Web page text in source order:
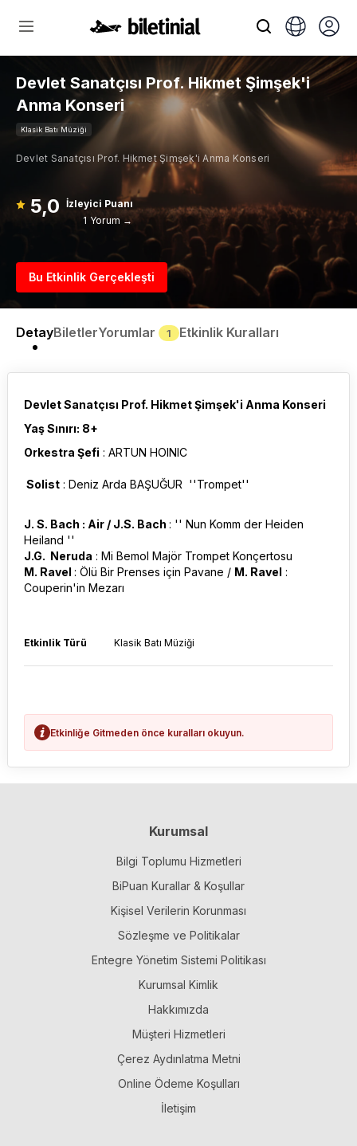
Devlet Sanatçısı Prof. Hikmet Şimşek'i
Anma Konseri
Klasik Batı Müziği
Devlet Sanatçısı Prof. Hikmet Şimşek'i Anma Konseri
5,0 İzleyici Puanı
1 Yorum →
Bu Etkinlik Gerçekleşti
DetayBiletlerYorumlar 1 Etkinlik Kuralları
Devlet Sanatçısı Prof. Hikmet Şimşek'i Anma Konseri
Yaş Sınırı: 8+
Orkestra Şefi : ARTUN HOINIC
Solist : Deniz Arda BAŞUĞUR ''Trompet''
J. S. Bach : Air / J.S. Bach : '' Nun Komm der Heiden
Heiland ''
J.G. Neruda : Mi Bemol Majör Trompet Konçertosu
M. Ravel : Ölü Bir Prenses için Pavane / M. Ravel :
Couperin'in Mezarı
Etkinlik Türü Klasik Batı Müziği
Etkinliğe Gitmeden önce kuralları okuyun.
Kurumsal
Bilgi Toplumu Hizmetleri
BiPuan Kurallar & Koşullar
Kişisel Verilerin Korunması
Sözleşme ve Politikalar
Entegre Yönetim Sistemi Politikası
Kurumsal Kimlik
Hakkımızda
Müşteri Hizmetleri
Çerez Aydınlatma Metni
Online Ödeme Koşulları
İletişim